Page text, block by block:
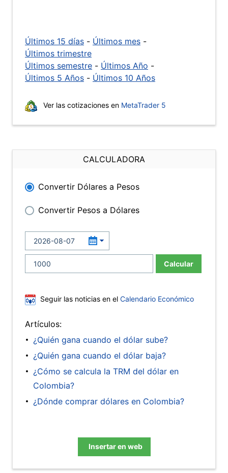
Últimos 15 días - Últimos mes -
Últimos trimestre
Últimos semestre - Últimos Año -
Últimos 5 Años - Últimos 10 Años
Ver las cotizaciones en MetaTrader 5
CALCULADORA
Convertir Dólares a Pesos
Convertir Pesos a Dólares
Calcular
Seguir las noticias en el Calendario Económico
Artículos:
¿Quién gana cuando el dólar sube?
¿Quién gana cuando el dólar baja?
¿Cómo se calcula la TRM del dólar en
Colombia?
¿Dónde comprar dólares en Colombia?
Insertar en web